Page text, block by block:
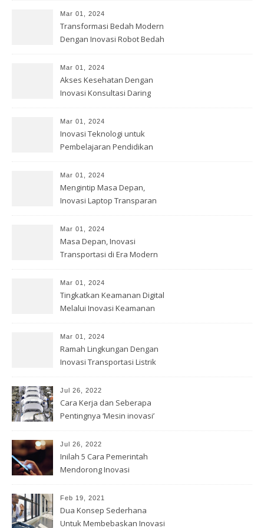
Mar 01, 2024
Transformasi Bedah Modern
Dengan Inovasi Robot Bedah
Mar 01, 2024
Akses Kesehatan Dengan
Inovasi Konsultasi Daring
Mar 01, 2024
Inovasi Teknologi untuk
Pembelajaran Pendidikan
Mar 01, 2024
Mengintip Masa Depan,
Inovasi Laptop Transparan
Mar 01, 2024
Masa Depan, Inovasi
Transportasi di Era Modern
Mar 01, 2024
Tingkatkan Keamanan Digital
Melalui Inovasi Keamanan
Mar 01, 2024
Ramah Lingkungan Dengan
Inovasi Transportasi Listrik
Jul 26, 2022
Cara Kerja dan Seberapa
Pentingnya ‘Mesin inovasi’
Jul 26, 2022
Inilah 5 Cara Pemerintah
Mendorong Inovasi
Feb 19, 2021
Dua Konsep Sederhana
Untuk Membebaskan Inovasi